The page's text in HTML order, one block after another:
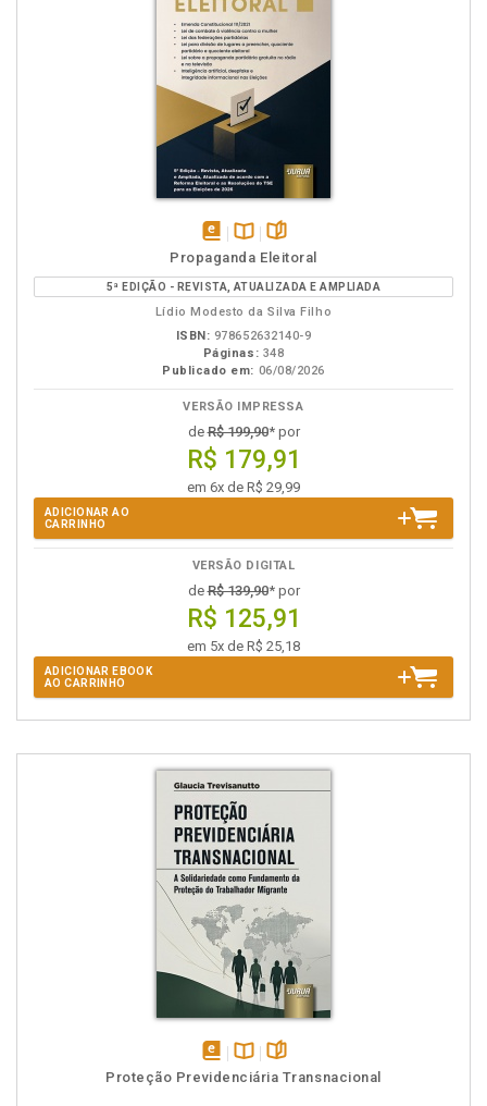
disponível
em
eBook
Disponível
na
B.V.
páginas
Propaganda Eleitoral
5ª EDIÇÃO - REVISTA, ATUALIZADA E AMPLIADA
Lídio Modesto da Silva Filho
ISBN: 978652632140-9
Páginas: 348
Publicado em: 06/08/2026
VERSÃO IMPRESSA
deR$ 199,90* por
R$ 179,91
em 6x de R$ 29,99
ADICIONAR AO
CARRINHO
VERSÃO DIGITAL
deR$ 139,90* por
R$ 125,91
em 5x de R$ 25,18
ADICIONAR EBOOK
AO CARRINHO
disponívelDisponível
páginas
Proteção Previdenciária Transnacional